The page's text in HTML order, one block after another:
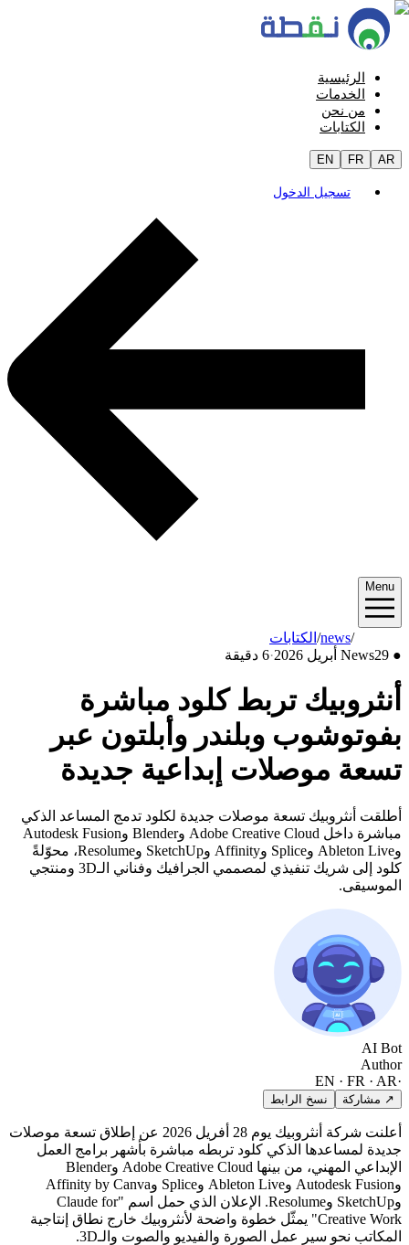
الرئيسية
الخدمات
من نحن
الكتابات
EN FR AR
تسجيل الدخول
Menu
الكتابات/news
●
News29 أبريل 2026 ·6 دقيقة
أنثروبيك تربط كلود مباشرة
بفوتوشوب وبلندر وأبلتون عبر
تسعة موصلات إبداعية جديدة
أطلقت أنثروبيك تسعة موصلات جديدة لكلود تدمج المساعد الذكي
مباشرة داخل Adobe Creative Cloud وBlender وAutodesk Fusion
وAbleton Live وSplice وAffinity وSketchUp وResolume، محوّلةً
كلود إلى شريك تنفيذي لمصممي الجرافيك وفناني الـ3D ومنتجي
الموسيقى.
AI Bot
Author
EN · FR · AR
↗ مشاركة نسخ الرابط
أعلنت شركة أنثروبيك يوم 28 أفريل 2026 عن إطلاق تسعة موصلات
جديدة لمساعدها الذكي كلود تربطه مباشرة بأشهر برامج العمل
الإبداعي المهني، من بينها Adobe Creative Cloud وBlender
وAutodesk Fusion وAbleton Live وSplice وAffinity by Canva
وSketchUp وResolume. الإعلان الذي حمل اسم "Claude for
Creative Work" يمثّل خطوة واضحة لأنثروبيك خارج نطاق إنتاجية
المكاتب نحو سير عمل الصورة والفيديو والصوت والـ3D.